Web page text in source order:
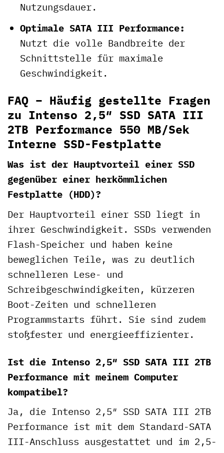
Nutzungsdauer.
Optimale SATA III Performance:
Nutzt die volle Bandbreite der
Schnittstelle für maximale
Geschwindigkeit.
FAQ – Häufig gestellte Fragen
zu Intenso 2,5″ SSD SATA III
2TB Performance 550 MB/Sek
Interne SSD-Festplatte
Was ist der Hauptvorteil einer SSD
gegenüber einer herkömmlichen
Festplatte (HDD)?
Der Hauptvorteil einer SSD liegt in
ihrer Geschwindigkeit. SSDs verwenden
Flash-Speicher und haben keine
beweglichen Teile, was zu deutlich
schnelleren Lese- und
Schreibgeschwindigkeiten, kürzeren
Boot-Zeiten und schnelleren
Programmstarts führt. Sie sind zudem
stoßfester und energieeffizienter.
Ist die Intenso 2,5″ SSD SATA III 2TB
Performance mit meinem Computer
kompatibel?
Ja, die Intenso 2,5″ SSD SATA III 2TB
Performance ist mit dem Standard-SATA
III-Anschluss ausgestattet und im 2,5-